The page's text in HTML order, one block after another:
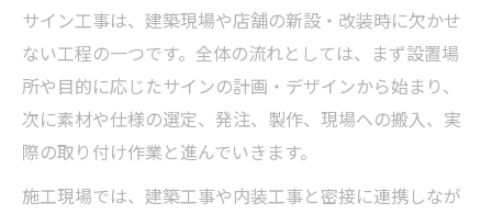
サイン工事は、建築現場や店舗の新設・改装時に欠かせ
ない工程の一つです。全体の流れとしては、まず設置場
所や目的に応じたサインの計画・デザインから始まり、
次に素材や仕様の選定、発注、製作、現場への搬入、実
際の取り付け作業と進んでいきます。
施工現場では、建築工事や内装工事と密接に連携しなが